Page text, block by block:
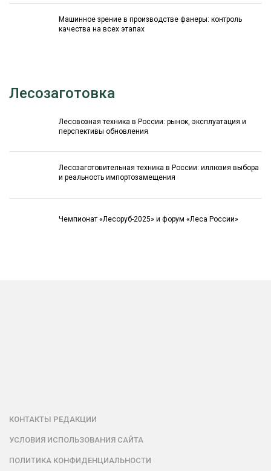
Машинное зрение в производстве фанеры: контроль
качества на всех этапах
Лесозаготовка
Лесовозная техника в России: рынок, эксплуатация и
перспективы обновления
Лесозаготовительная техника в России: иллюзия выбора
и реальность импортозамещения
Чемпионат «Лесоруб-2025» и форум «Леса России»
КОНТАКТЫ РЕДАКЦИИ
УСЛОВИЯ ИСПОЛЬЗОВАНИЯ САЙТА
ПОЛИТИКА КОНФИДЕНЦИАЛЬНОСТИ